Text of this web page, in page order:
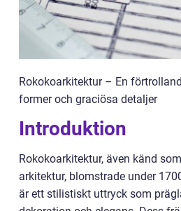
Rokokoarkitektur – En
former och graciösa detaljer
Introduktion
Rokokoarkitektur, även känd
arkitektur, blomstrade under
är ett stilistiskt uttryck som